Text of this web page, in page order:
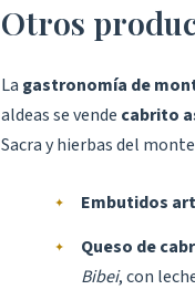
Otros
La gastronomía de
aldeas se vende cabrito
Sacra y hierbas del
Embutidos
Queso de
Bibei, con